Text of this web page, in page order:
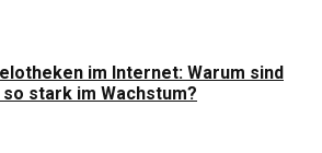
im Internet: Warum sind
stark im Wachstum?